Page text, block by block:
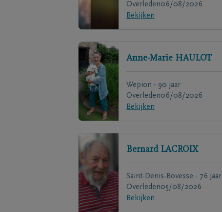
Overleden06/08/2026
Bekijken
Anne-Marie HAULOT
Wepion - 90 jaar
Overleden06/08/2026
Bekijken
Bernard LACROIX
Saint-Denis-Bovesse - 76 jaar
Overleden05/08/2026
Bekijken